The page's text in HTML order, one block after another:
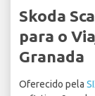
Skoda
para o
Granada
Oferecido pela